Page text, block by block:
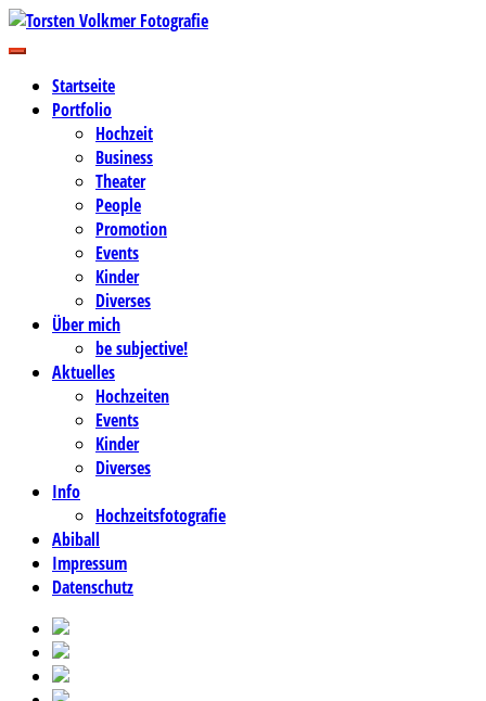
Zum
Inhalt
Torsten Volkmer Fotografie
Business-, Portrait- und Hochzeitsfotografie
Startseite
Portfolio
Hochzeit
Business
Theater
People
Promotion
Events
Kinder
Diverses
Über mich
be subjective!
Aktuelles
Hochzeiten
Events
Kinder
Diverses
Info
Hochzeitsfotografie
Abiball
Impressum
Datenschutz